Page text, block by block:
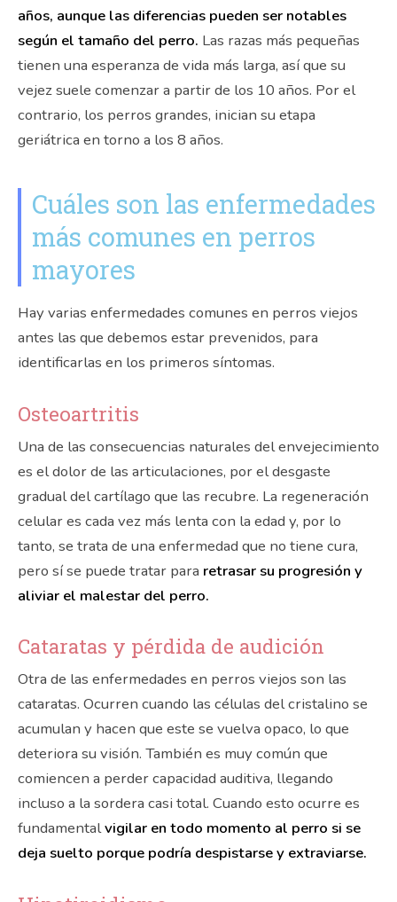
años, aunque las diferencias pueden ser notables
según el tamaño del perro. Las razas más pequeñas
tienen una esperanza de vida más larga, así que su
vejez suele comenzar a partir de los 10 años. Por el
contrario, los perros grandes, inician su etapa
geriátrica en torno a los 8 años.
Cuáles son las enfermedades
más comunes en perros
mayores
Hay varias enfermedades comunes en perros viejos
antes las que debemos estar prevenidos, para
identificarlas en los primeros síntomas.
Osteoartritis
Una de las consecuencias naturales del envejecimiento
es el dolor de las articulaciones, por el desgaste
gradual del cartílago que las recubre. La regeneración
celular es cada vez más lenta con la edad y, por lo
tanto, se trata de una enfermedad que no tiene cura,
pero sí se puede tratar para retrasar su progresión y
aliviar el malestar del perro.
Cataratas y pérdida de audición
Otra de las enfermedades en perros viejos son las
cataratas. Ocurren cuando las células del cristalino se
acumulan y hacen que este se vuelva opaco, lo que
deteriora su visión. También es muy común que
comiencen a perder capacidad auditiva, llegando
incluso a la sordera casi total. Cuando esto ocurre es
fundamentalvigilar en todo momento al perro si se
deja suelto porque podría despistarse y extraviarse.